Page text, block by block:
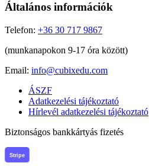
Általános információk
Telefon: +36 30 717 9867
(munkanapokon 9-17 óra között)
Email: info@cubixedu.com
ÁSZF
Adatkezelési tájékoztató
Hírlevél adatkezelési tájékoztató
Biztonságos bankkártyás fizetés
Stripe